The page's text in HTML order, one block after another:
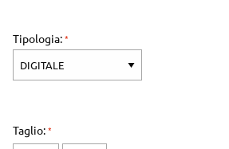
Tipologia:
Taglio: